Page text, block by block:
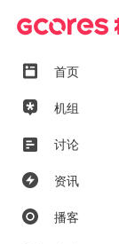
首页
机组
讨论
资讯
播客